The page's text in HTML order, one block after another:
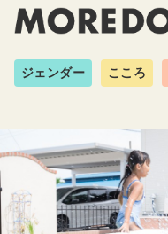
ジェンダー こころ